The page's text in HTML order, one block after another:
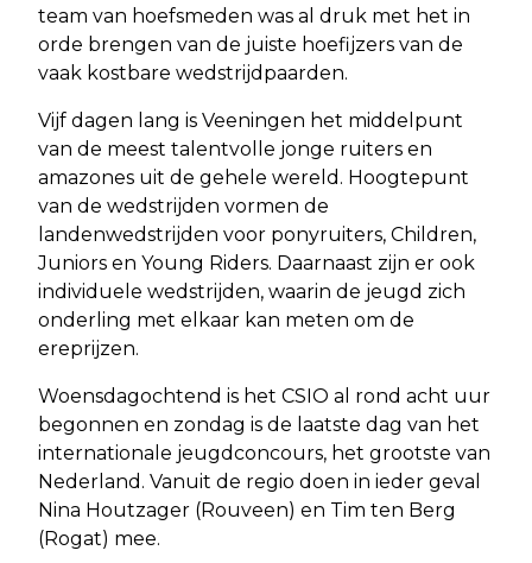
team van hoefsmeden was al druk met het in
orde brengen van de juiste hoefijzers van de
vaak kostbare wedstrijdpaarden.
Vijf dagen lang is Veeningen het middelpunt
van de meest talentvolle jonge ruiters en
amazones uit de gehele wereld. Hoogtepunt
van de wedstrijden vormen de
landenwedstrijden voor ponyruiters, Children,
Juniors en Young Riders. Daarnaast zijn er ook
individuele wedstrijden, waarin de jeugd zich
onderling met elkaar kan meten om de
ereprijzen.
Woensdagochtend is het CSIO al rond acht uur
begonnen en zondag is de laatste dag van het
internationale jeugdconcours, het grootste van
Nederland. Vanuit de regio doen in ieder geval
Nina Houtzager (Rouveen) en Tim ten Berg
(Rogat) mee.